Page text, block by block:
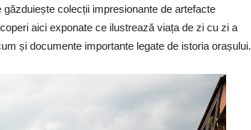
găzduiește colecții impresionante de artefacte
aici exponate ce ilustrează viața de zi cu zi a
și documente importante legate de istoria orașului.